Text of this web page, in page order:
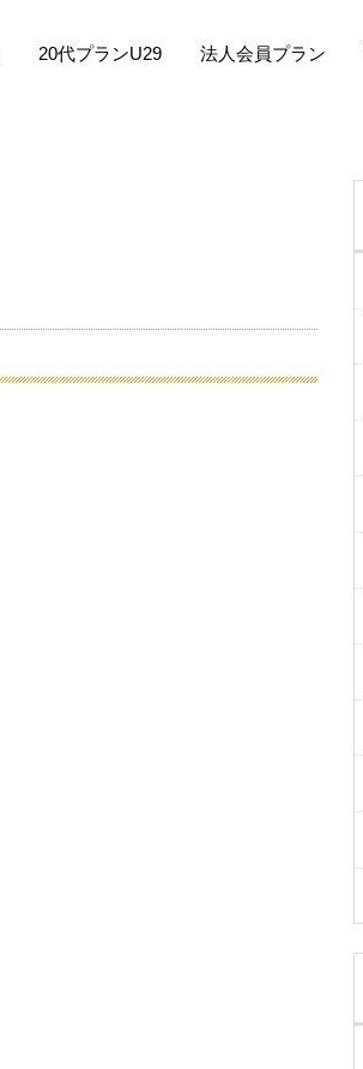
20代プランU29 法人会員プラン